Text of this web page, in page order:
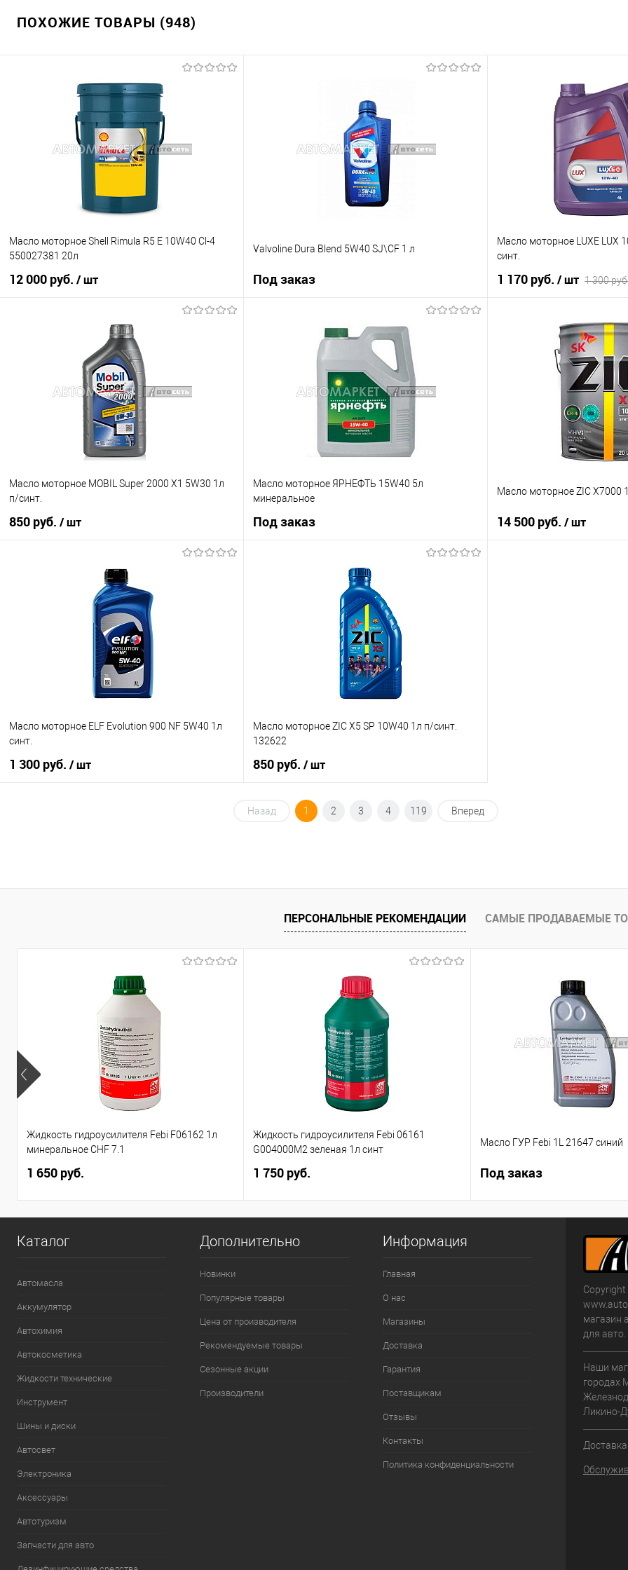
ПОХОЖИЕ ТОВАРЫ (948)
Масло моторное Shell Rimula R5 E 10W40 Cl-4
550027381 20л
12 000 руб. / шт
Valvoline Dura Blend 5W40 SJ\CF 1 л
Под заказ
Купить в 1 клик
К сравнению
Под заказ
Масло моторное LUXE LUX
синт.
1 170 руб. / шт 1 300
В
Купить в 1 клик
Масло моторное MOBIL Super 2000 X1 5W30 1л
п/синт.
850 руб. / шт
К сравнению
В наличии
Масло моторное ЯРНЕФТЬ 15W40 5л
минеральное
Под заказ
Под заказ
Масло моторное ZIC X7000
14 500 руб. / шт
Масло моторное ELF Evolution 900 NF 5W40 1л
синт.
1 300 руб. / шт
Масло моторное ZIC X5 SP 10W40 1л п/синт.
132622
850 руб. / шт
В корзину
Назад 1 2 3 4 119 Вперед
ПЕРСОНАЛЬНЫЕ РЕКОМЕНДАЦИИ САМЫЕ ПРОДАВАЕМЫЕ
Жидкость гидроусилителя Febi F06162 1л
минеральное CHF 7.1
1 650 руб.
Жидкость гидроусилителя Febi 06161
G004000M2 зеленая 1л синт
1 750 руб.
Масло ГУР Febi 1L 21647 синий
Под заказ
Каталог
Автомасла
Аккумулятор
Автохимия
Автокосметика
Жидкости технические
Инструмент
Шины и диски
Автосвет
Электроника
Аксессуары
Автотуризм
Запчасти для авто
Дополнительно
Новинки
Популярные товары
Цена от производителя
Рекомендуемые товары
Сезонные акции
Производители
Информация
Главная
О нас
Магазины
Доставка
Гарантия
Поставщикам
Отзывы
Контакты
Политика конфиденциальности
магазин
для
Наши
городах
Ликино-